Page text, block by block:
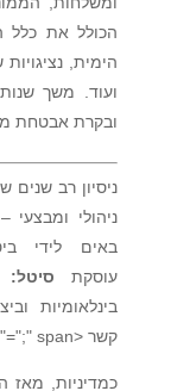
הכולל את כלל
הימית,
ועוד. משך
ובקרת אבטחת
ניסיון רב שנים
ניהולי
באים לידי
עוסקת
סיטל:
בינלאומיות
קשר <span ";"="">עבור "כלל ביטוח ופיננסים" ברחבי העולם.
כמדיניות, מאז